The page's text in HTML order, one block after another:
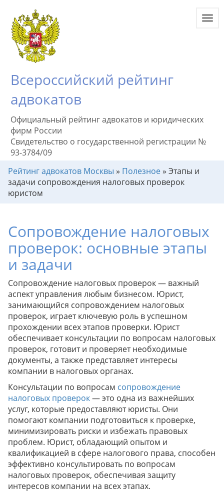
Всероссийский рейтинг
адвокатов
Официальный рейтинг адвокатов и юридических
фирм России
Свидетельство о государственной регистрации №
93-3784/09
Рейтинг адвокатов Москвы » Полезное» Этапы и
задачи сопровождения налоговых проверок
юристом
Сопровождение налоговых
проверок: основные этапы
и задачи
Сопровождение налоговых проверок — важный
аспект управления любым бизнесом. Юрист,
занимающийся сопровождением налоговых
проверок, играет ключевую роль в успешном
прохождении всех этапов проверки. Юрист
обеспечивает консультации по вопросам налоговых
проверок, готовит и проверяет необходимые
документы, а также представляет интересы
компании в налоговых органах.
Консультации по вопросам сопровождение
налоговых проверок— это одна из важнейших
услуг, которые предоставляют юристы. Они
помогают компании подготовиться к проверке,
минимизировать риски и избежать правовых
проблем. Юрист, обладающий опытом и
квалификацией в сфере налогового права, способен
эффективно консультировать по вопросам
налоговых проверок, обеспечивая защиту
интересов компании на всех этапах.